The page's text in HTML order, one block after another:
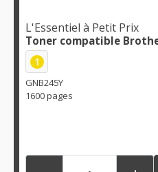
L'Essentiel à Petit Prix
Toner compatible
1
GNB245Y
1600 pages